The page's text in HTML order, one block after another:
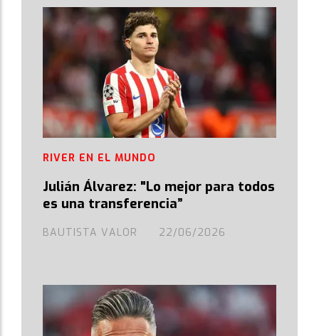
Julián Álvarez: "Lo mejor para todos
es una transferencia”
BAUTISTA VALOR
RIVER EN EL MUNDO
22/06/2026